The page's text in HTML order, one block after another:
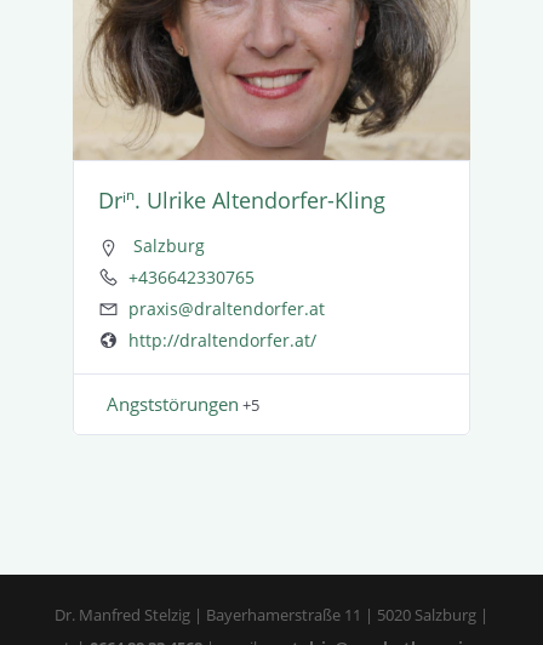
Drⁱⁿ. Ulrike Altendorfer-Kling
Salzburg
+436642330765
praxis@draltendorfer.at
http://draltendorfer.at/
Angst­stö­rungen +5
Dr. Manfred Stelzig | Bayerhamerstraße 11 | 5020 Salzburg |